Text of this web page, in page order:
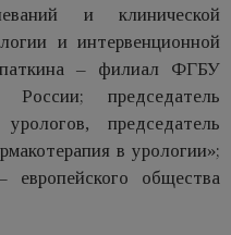
и клинической
и интервенционной
– филиал ФГБУ
председатель
председатель
в урологии»;
общества